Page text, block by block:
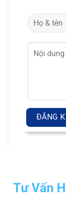
Tư Vấn